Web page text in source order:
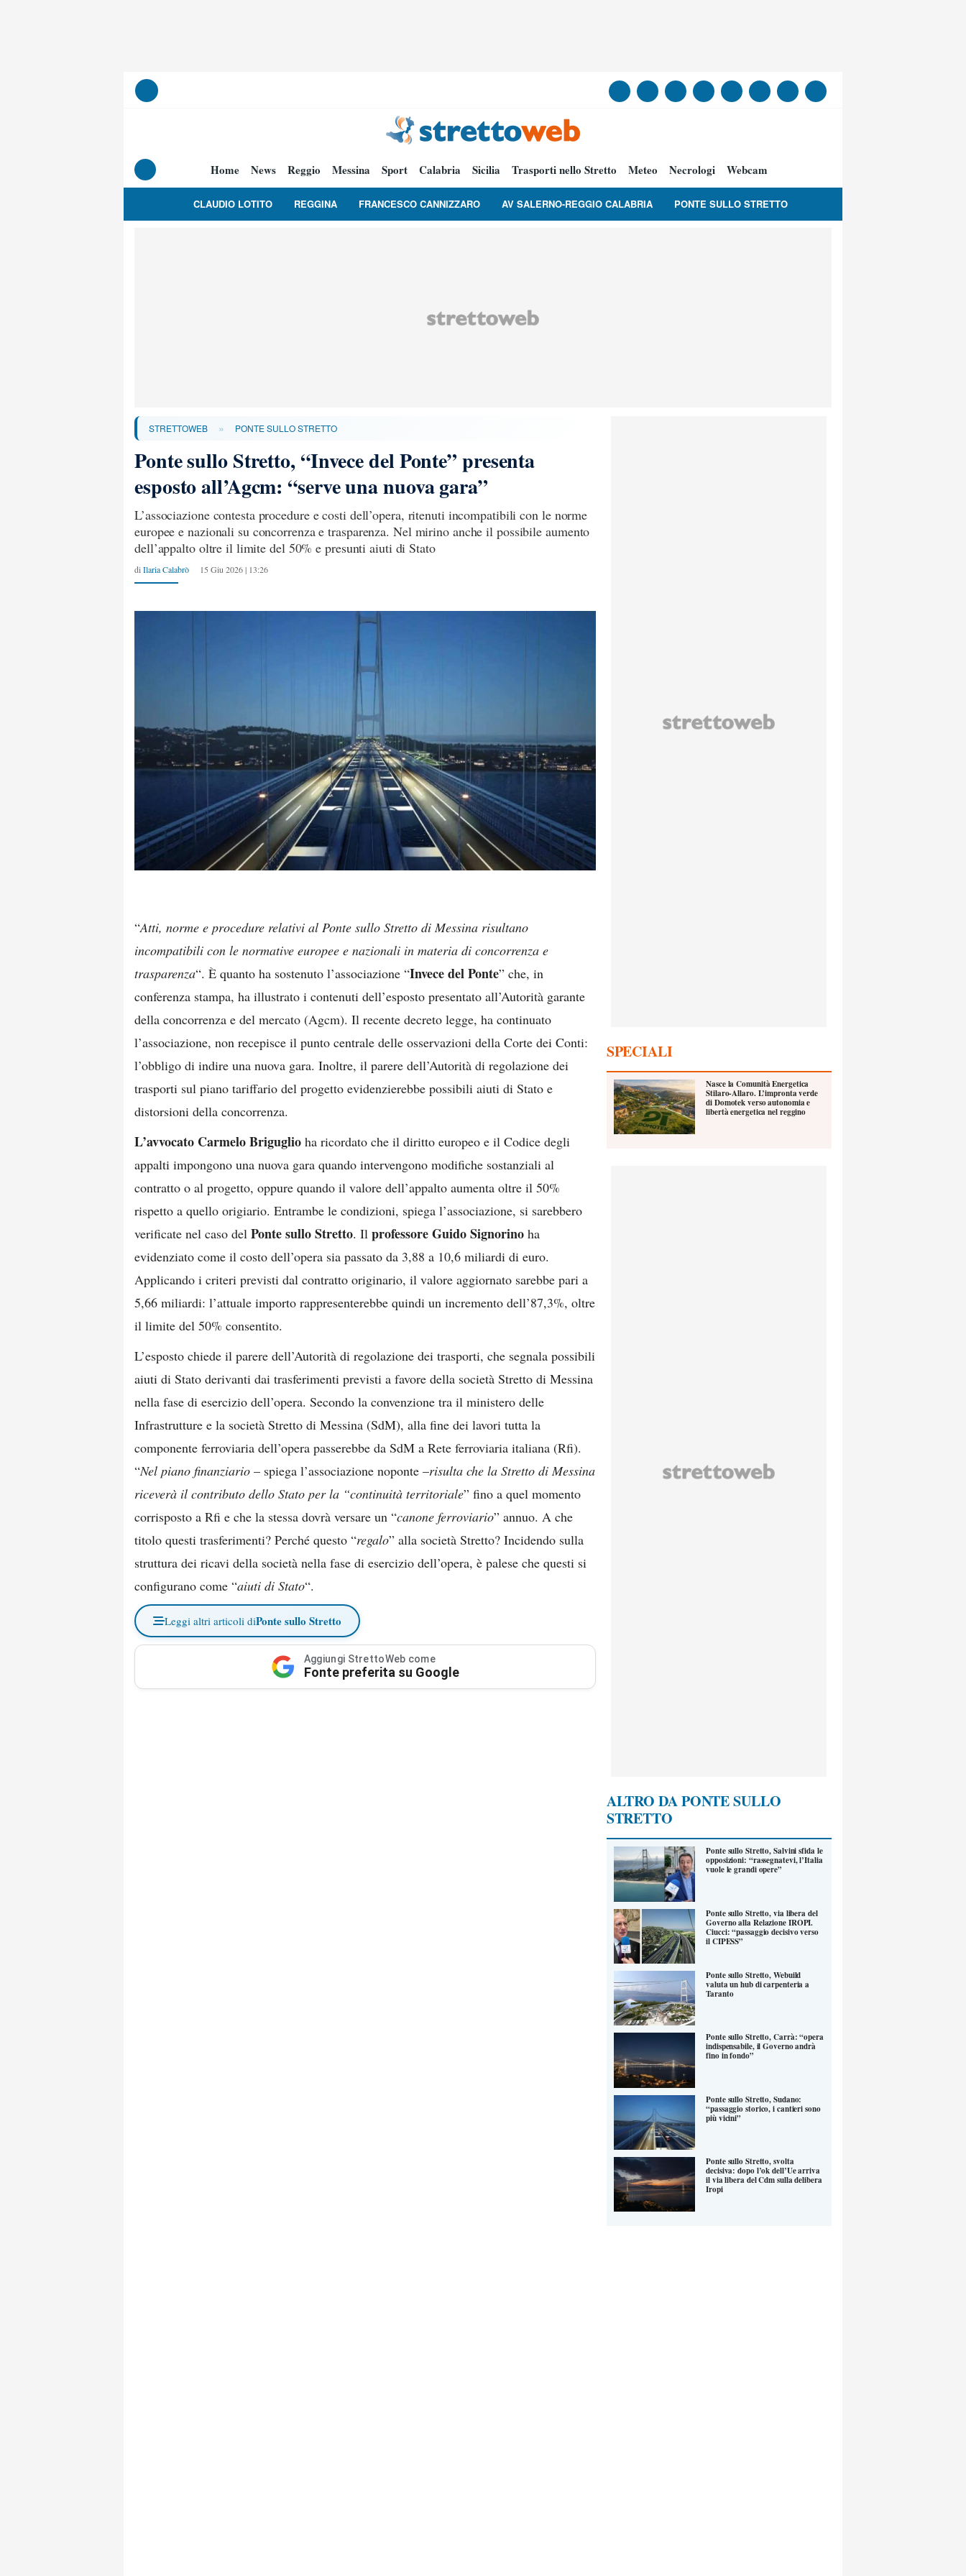
Home News Reggio Messina Sport Calabria Sicilia Trasporti nello Stretto Meteo Necrologi Webcam
CLAUDIO LOTITO REGGINA FRANCESCO CANNIZZARO AV SALERNO-REGGIO CALABRIA PONTE SULLO STRETTO
STRETTOWEB » PONTE SULLO STRETTO
Ponte sullo Stretto, “Invece del Ponte” presenta
esposto all’Agcm: “serve una nuova gara”
L’associazione contesta procedure e costi dell’opera, ritenuti incompatibili con le norme
europee e nazionali su concorrenza e trasparenza. Nel mirino anche il possibile aumento
dell’appalto oltre il limite del 50% e presunti aiuti di Stato
di Ilaria Calabrò 15 Giu 2026 | 13:26
“Atti, norme e procedure relativi al Ponte sullo Stretto di Messina risultano
incompatibili con le normative europee e nazionali in materia di concorrenza e
trasparenza“. È quanto ha sostenuto l’associazione “Invece del Ponte” che, in
conferenza stampa, ha illustrato i contenuti dell’esposto presentato all’Autorità garante
della concorrenza e del mercato (Agcm). Il recente decreto legge, ha continuato
l’associazione, non recepisce il punto centrale delle osservazioni della Corte dei Conti:
l’obbligo di indire una nuova gara. Inoltre, il parere dell’Autorità di regolazione dei
trasporti sul piano tariffario del progetto evidenzierebbe possibili aiuti di Stato e
distorsioni della concorrenza.
L’avvocato Carmelo Briguglio ha ricordato che il diritto europeo e il Codice degli
appalti impongono una nuova gara quando intervengono modifiche sostanziali al
contratto o al progetto, oppure quando il valore dell’appalto aumenta oltre il 50%
rispetto a quello origiario. Entrambe le condizioni, spiega l’associazione, si sarebbero
verificate nel caso del Ponte sullo Stretto. Il professore Guido Signorino ha
evidenziato come il costo dell’opera sia passato da 3,88 a 10,6 miliardi di euro.
Applicando i criteri previsti dal contratto originario, il valore aggiornato sarebbe pari a
5,66 miliardi: l’attuale importo rappresenterebbe quindi un incremento dell’87,3%, oltre
il limite del 50% consentito.
L’esposto chiede il parere dell’Autorità di regolazione dei trasporti, che segnala possibili
aiuti di Stato derivanti dai trasferimenti previsti a favore della società Stretto di Messina
nella fase di esercizio dell’opera. Secondo la convenzione tra il ministero delle
Infrastrutture e la società Stretto di Messina (SdM), alla fine dei lavori tutta la
componente ferroviaria dell’opera passerebbe da SdM a Rete ferroviaria italiana (Rfi).
“Nel piano finanziario – spiega l’associazione noponte –risulta che la Stretto di Messina
riceverà il contributo dello Stato per la “continuità territoriale” fino a quel momento
corrisposto a Rfi e che la stessa dovrà versare un “canone ferroviario” annuo. A che
titolo questi trasferimenti? Perché questo “regalo” alla società Stretto? Incidendo sulla
struttura dei ricavi della società nella fase di esercizio dell’opera, è palese che questi si
configurano come “aiuti di Stato“.
Leggi altri articoli diPonte sullo Stretto
Aggiungi StrettoWeb come
Fonte preferita su Google
SPECIALI
Nasce la Comunità Energetica
Stilaro-Allaro. L’impronta verde
di Domotek verso autonomia e
libertà energetica nel reggino
ALTRO DA PONTE SULLO
STRETTO
Ponte sullo Stretto, Salvini sfida le
opposizioni: “rassegnatevi, l’Italia
vuole le grandi opere”
Ponte sullo Stretto, via libera del
Governo alla Relazione IROPI.
Ciucci: “passaggio decisivo verso
il CIPESS”
Ponte sullo Stretto, Webuild
valuta un hub di carpenteria a
Taranto
Ponte sullo Stretto, Carrà: “opera
indispensabile, il Governo andrà
fino in fondo”
Ponte sullo Stretto, Sudano:
“passaggio storico, i cantieri sono
più vicini”
Ponte sullo Stretto, svolta
decisiva: dopo l’ok dell’Ue arriva
il via libera del Cdm sulla delibera
Iropi